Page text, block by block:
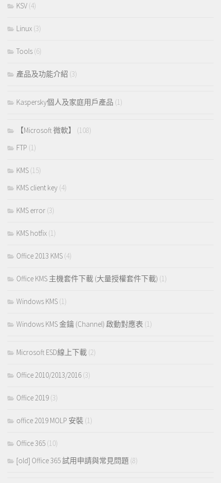
KSV (4)
Linux (3)
Tools (6)
產品及功能介紹 (3)
Kaspersky個人及家庭用戶產品 (1)
【Microsoft 微軟】
(108)
FTP (1)
KMS (15)
KMS client key (4)
KMS error (3)
KMS hotfix (1)
Office 2013 KMS (4)
Office KMS 主機套件下載 (大量授權套件下載) (1)
Windows KMS (1)
Windows KMS 金鑰 (Channel) 啟動對應表 (1)
Microsoft ESD線上下載 (2)
Office 2010/2013/2016 (3)
Office 2019 (3)
office 2019 MOLP 安裝 (1)
Office 365 (10)
[old] Office 365 試用申請與常見問題 (8)